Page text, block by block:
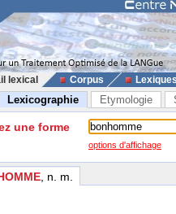
lexical Corpus
Lexicographie Etymologie
une forme
options d'affichage
, n. m.